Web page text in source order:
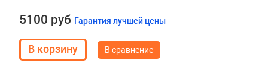
5100 руб Гарантия лучшей цены
В сравнение